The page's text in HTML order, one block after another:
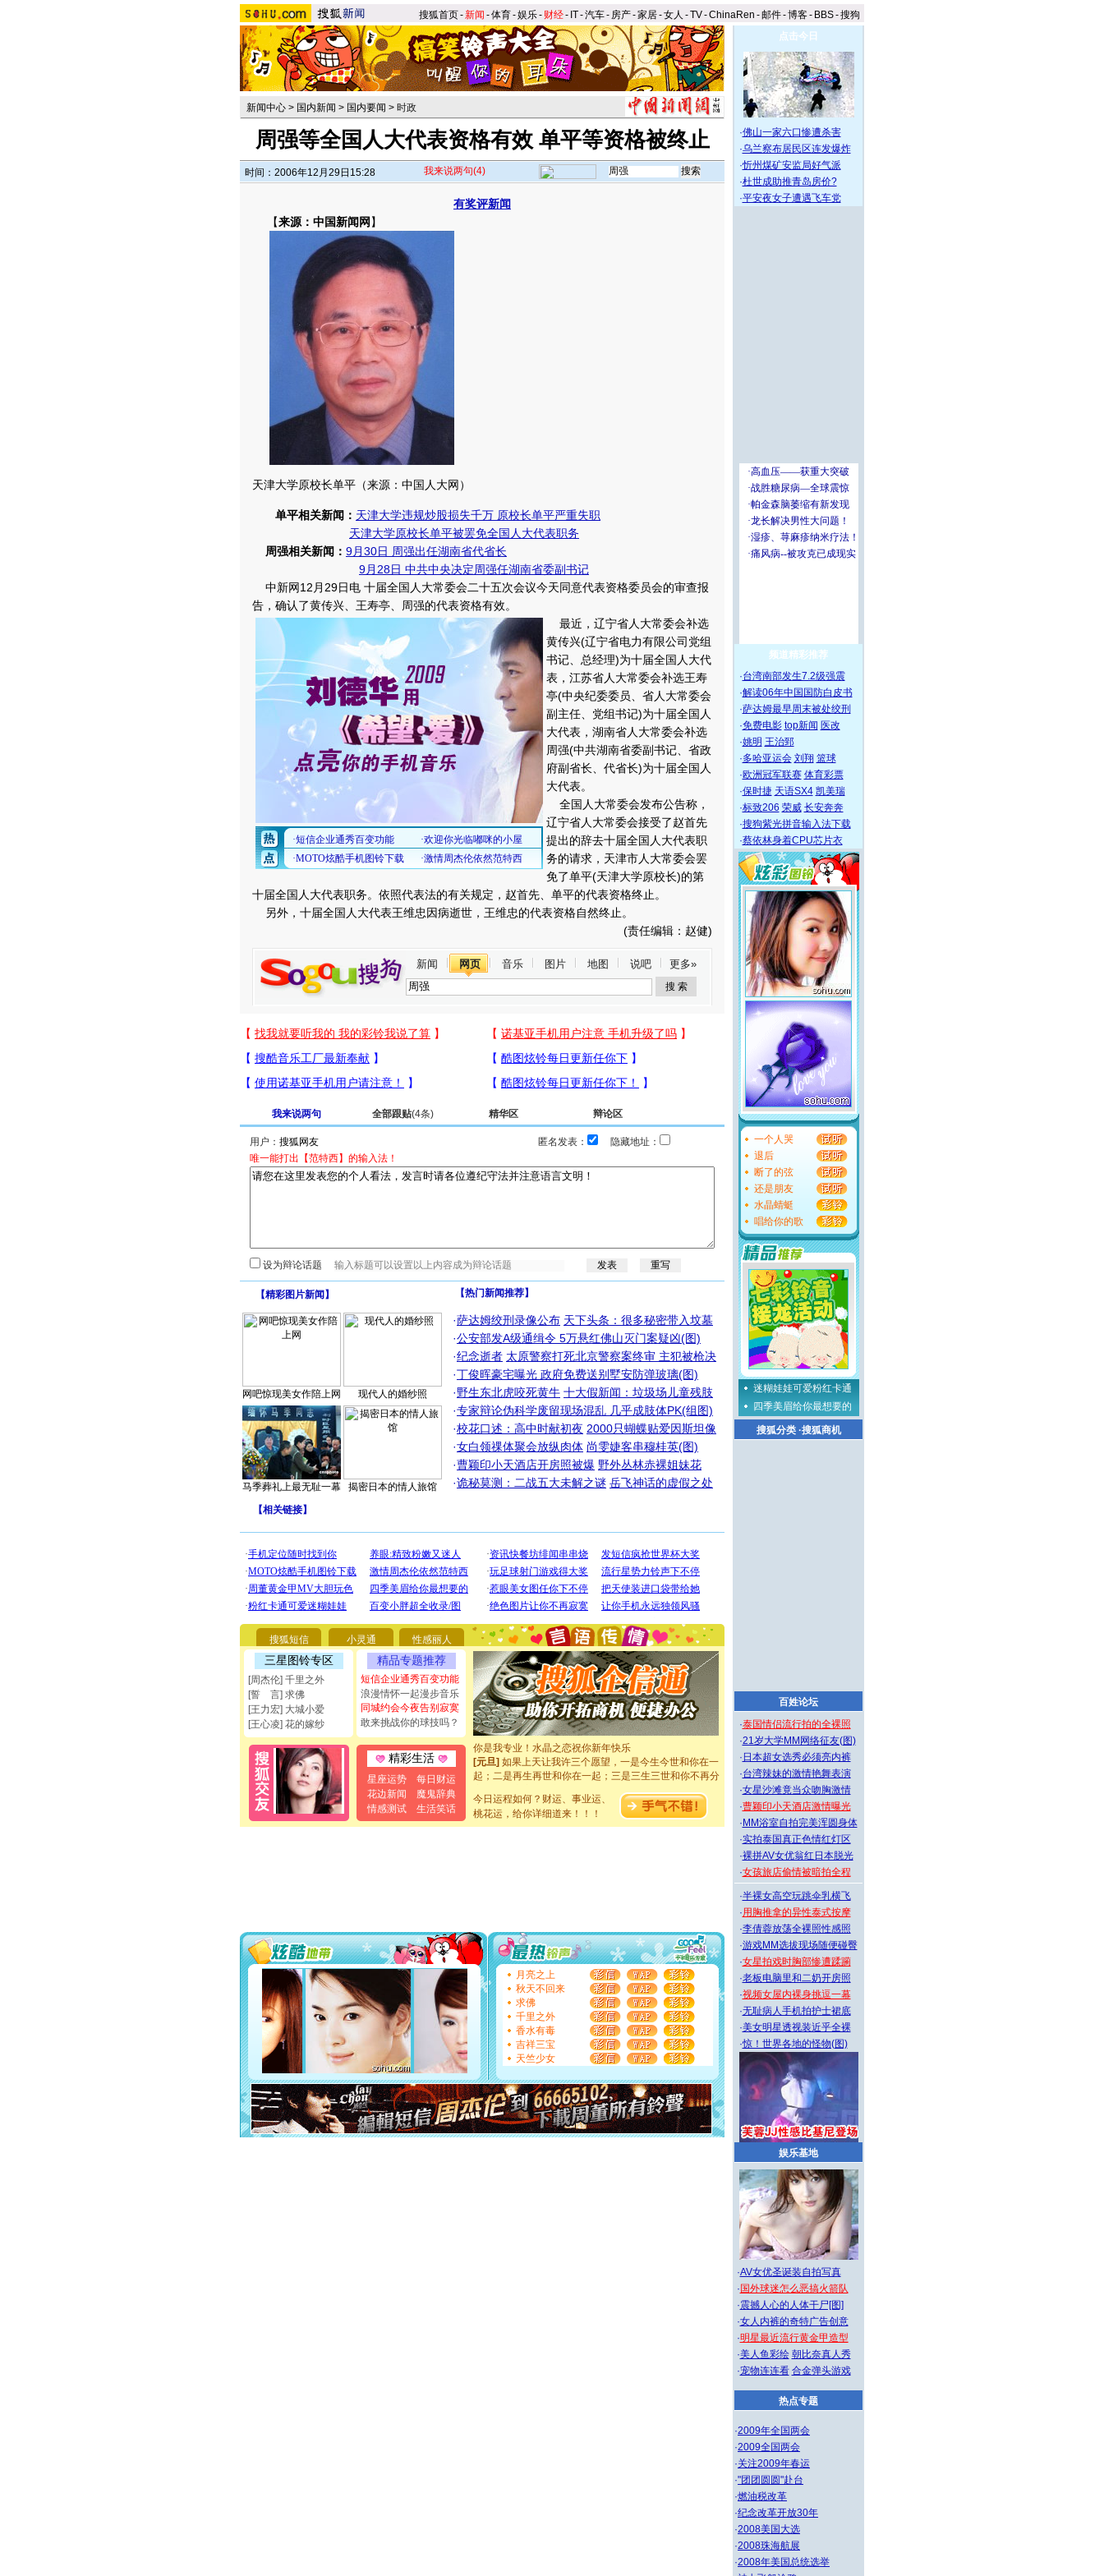
搜狐首页-新闻 -体育-娱乐- 财经- IT-汽车- 房产-家居-女人 -TV-ChinaRen -邮件-博客- BBS-搜狗
新闻中心 > 国内新闻 > 国内要闻 > 时政
周强等全国人大代表资格有效 单平等资格被终止
时间：2006年12月29日15:28 我来说两句(4)
有奖评新闻
【来源：中国新闻网 】
天津大学原校长单平（来源：中国人大网）
单平相关新闻： 天津大学违规炒股损失千万 原校长单平严重失职
天津大学原校长单平被罢免全国人大代表职务
周强相关新闻： 9月30日 周强出任湖南省代省长
9月28日 中共中央决定周强任湖南省委副书记
中新网12月29日电 十届全国人大常委会二十五次会议今天同意代表资格委员会的审查报
告，确认了黄传兴、王寿亭、周强的代表资格有效。
最近，辽宁省人大常委会补选
黄传兴(辽宁省电力有限公司党组
书记、总经理)为十届全国人大代
表，江苏省人大常委会补选王寿
亭(中央纪委委员、省人大常委会
副主任、党组书记)为十届全国人
大代表，湖南省人大常委会补选
周强(中共湖南省委副书记、省政
府副省长、代省长)为十届全国人
大代表。
全国人大常委会发布公告称，
辽宁省人大常委会接受了赵首先
提出的辞去十届全国人大代表职
务的请求，天津市人大常委会罢
免了单平(天津大学原校长)的第
十届全国人大代表职务。依照代表法的有关规定，赵首先、单平的代表资格终止。
另外，十届全国人大代表王维忠因病逝世，王维忠的代表资格自然终止。
(责任编辑：赵健)
新闻 网页 音乐 图片 地图 说吧 更多»
我来说两句 全部跟贴(4条) 精华区 辩论区
用户： 匿名发表：
隐藏地址：
唯一能打出【范特西】的输入法！
设为辩论话题
【精彩图片新闻 】
网吧惊现美女作陪上网 现代人的婚纱照
马季葬礼上最无耻一幕 揭密日本的情人旅馆
【热门新闻推荐】
·萨达姆绞刑录像公布 天下头条：很多秘密带入坟墓
·公安部发A级通缉令 5万悬红佛山灭门案疑凶(图)
·纪念逝者 太原警察打死北京警察案终审 主犯被枪决
·丁俊晖豪宅曝光 政府免费送别墅安防弹玻璃(图)
·野生东北虎咬死黄牛 十大假新闻：垃圾场儿童残肢
·专家辩论伪科学废留现场混乱 几乎成肢体PK(组图)
·校花口述：高中时献初夜 2000只蝴蝶贴爱因斯坦像
·女白领祼体聚会放纵肉体 尚雯婕客串穆桂英(图)
·曹颖印小天酒店开房照被爆 野外丛林赤裸姐妹花
·诡秘莫测：二战五大未解之谜 岳飞神话的虚假之处
【相关链接】
搜狐短信 小灵通 性感丽人
三星图铃专区
[周杰伦] 千里之外
[誓 言] 求佛
[王力宏] 大城小爱
[王心凌] 花的嫁纱
精品专题推荐
短信企业通秀百变功能
浪漫情怀一起漫步音乐
同城约会今夜告别寂寞
敢来挑战你的球技吗？
精彩生活
星座运势
每日财运
花边新闻
魔鬼辞典
情感测试
生活笑话
[圣诞节] 圣诞节到了，想想没什么送给你的，又不打算给
你太多，只有给你五千万：千万快乐！千万要健康！千万
要平安！千万要知足！千万不要忘记我！
[圣诞节]不只这样的日子才会想起你,而是这样的日子才
能正大光明地骚扰你,告诉你,圣诞要快乐!新年要快乐!天天
都要快乐噢!
[圣诞节]奉上一颗祝福的心,在这个特别的日子里,愿幸福,
如意,快乐,鲜花,一切美好的祝愿与你同在.圣诞快乐!
[元旦]看到你我会触电；看不到你我要充电；没有你我会
断电。爱你是我职业，想你是我事业，抱你是我特长，吻
你是我专业！水晶之恋祝你新年快乐
[元旦]如果上天让我许三个愿望，一是今生今世和你在一
起；二是再生再世和你在一起；三是三生三世和你不再分
离。水晶之恋祝你新年快乐
[元旦]当我狠下心扭头离去那一刻，你在我身后无助地哭
泣，这痛楚让我明白我多么爱你。我转身抱住你：这猪不
你太多，只有给你五千万：千万快乐！千万要健康！千万
要平安！千万要知足！千万不要忘记我！
[圣诞节]不只这样的日子才会想起你,而是这样的日子才
能正大光明地骚扰你,告诉你,圣诞要快乐!新年要快乐!天天
都要快乐噢!
[圣诞节]奉上一颗祝福的心,在这个特别的日子里,愿幸福,
如意,快乐,鲜花,一切美好的祝愿与你同在.圣诞快乐!
[元旦]
看到你我会触电；看不到你我要充电；没有你我会
断电。爱你是我职业，想你是我事业，抱你是我特长，吻
你是我专业！水晶之恋祝你新年快乐
[元旦]
如果上天让我许三个愿望，一是今生今世和你在一
起；二是再生再世和你在一起；三是三生三世和你不再分
离。水晶之恋祝你新年快乐
[元旦]当我狠下心扭头离去那一刻，你在我身后无助地哭
泣，这痛楚让我明白我多么爱你。我转身抱住你：这猪不
今日运程如何？财运、事业运、
桃花运，给你详细道来！！！
月亮之上
秋天不回来
求佛
千里之外
香水有毒
吉祥三宝
天竺少女
点击今日
·佛山一家六口惨遭杀害
·乌兰察布居民区连发爆炸
·忻州煤矿安监局好气派
·杜世成助推青岛房价?
·平安夜女子遭遇飞车党
频道精彩推荐
·台湾南部发生7.2级强震
·解读06年中国国防白皮书
·萨达姆最早周末被处绞刑
·免费电影 top新闻 医改
·姚明 王治郅
·多哈亚运会 刘翔 篮球
·欧洲冠军联赛 体育彩票
·保时捷 天语SX4 凯美瑞
·标致206 荣威 长安奔奔
·搜狗紫光拼音输入法下载
·蔡依林身着CPU芯片衣
一个人哭
退后
断了的弦
还是朋友
水晶蜻蜓
唱给你的歌
迷糊娃娃可爱粉红卡通
四季美眉给你最想要的
搜狐分类·搜狐商机
百姓论坛
·泰国情侣流行拍的全裸照
·21岁大学MM网络征友(图)
· 日本超女选秀必须亮内裤
·台湾辣妹的激情艳舞表演
·女星沙滩竟当众吻胸激情
·曹颖印小天酒店激情曝光
· MM浴室自拍完美浑圆身体
·实拍泰国真正色情红灯区
·裸拼AV女优翁红日本脱光
·女孩旅店偷情被暗拍全程
·半裸女高空玩跳伞乳横飞
·用胸推拿的异性泰式按摩
·李倩蓉放荡全裸照性感照
·游戏MM选拔现场随便碰臀
·女星拍戏时胸部惨遭蹂躏
·老板电脑里和二奶开房照
·视频女屋内裸身挑逗一幕
·无耻病人手机拍护士裙底
·美女明星透视装近乎全裸
·惊！世界各地的怪物(图)
娱乐基地
·AV女优圣诞装自拍写真
· 国外球迷怎么恶搞火箭队
·震撼人心的人体干尸[图]
·女人内裤的奇特广告创意
·明星最近流行黄金甲造型
·美人鱼彩绘 朝比奈真人秀
·宠物连连看 合金弹头游戏
热点专题
·2009年全国两会
·2009全国两会
·关注2009年春运
·"团团圆圆"赴台
·燃油税改革
·纪念改革开放30年
·2008美国大选
·2008珠海航展
·2008年美国总统选举